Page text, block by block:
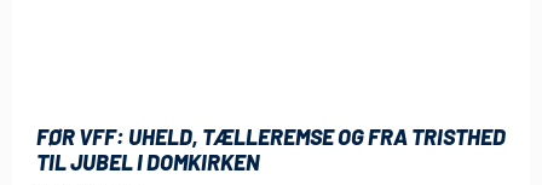
FØR VFF: UHELD, TÆLLEREMSE OG FRA TRISTHED
TIL JUBEL I DOMKIRKEN